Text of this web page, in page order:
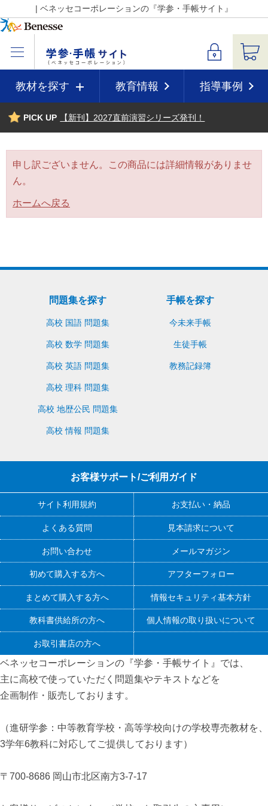
| ベネッセコーポレーションの『学参・手帳サイト』
教材を探す 教育情報 指導事例
PICK UP 【新刊】2027直前演習シリーズ発刊！
申し訳ございません。この商品には詳細情報がありませ
ん。
ホームへ戻る
問題集を探す
高校 国語 問題集
高校 数学 問題集
高校 英語 問題集
高校 理科 問題集
高校 地歴公民 問題集
高校 情報 問題集
手帳を探す
今未来手帳
生徒手帳
教務記録簿
お客様サポート/ご利用ガイド
サイト利用規約 お支払い・納品
よくある質問 見本請求について
お問い合わせ メールマガジン
初めて購入する方へ アフターフォロー
まとめて購入する方へ 情報セキュリティ基本方針
教科書供給所の方へ 個人情報の取り扱いについて
お取引書店の方へ
ベネッセコーポレーションの『学参・手帳サイト』 では、
主に高校で使っていただく問題集やテキストなどを
企画制作・販売しております。
（進研学参：中等教育学校・高等学校向けの学校専売教材を、
3学年6教科に対応してご提供しております）
〒700-8686 岡山市北区南方3-7-17